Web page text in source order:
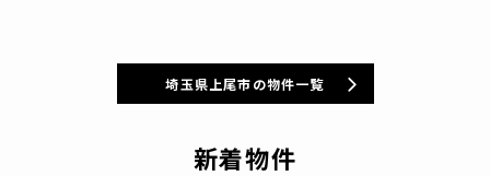
埼玉県上尾市の物件一覧
新着物件